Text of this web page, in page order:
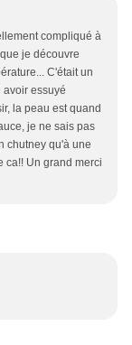
compliqué à
je découvre
C'était un
avoir essuyé
la peau est quand
je ne sais pas
chutney qu'à une
ca!! Un grand merci